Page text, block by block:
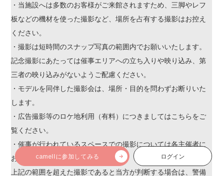
camellに参加してみる ログイン
・当施設へは多数のお客様がご来館されますため、三脚やレフ
板などの機材を使った撮影など、場所を占有する撮影はお控え
ください。
・撮影は短時間のスナップ写真の範囲内でお願いいたします。
記念撮影にあたっては催事エリアへの立ち入りや映り込み、第
三者の映り込みがないようご配慮ください。
・モデルを同伴した撮影会は、場所・目的を問わずお断りいた
します。
・広告撮影等のロケ地利用（有料）につきましてはこちらをご
覧ください。
・催事が行われているスペースでの撮影については各主催者に
お問合せください。
上記の範囲を超えた撮影であると当方が判断する場合は、警備